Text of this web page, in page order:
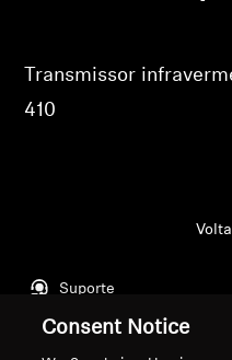
Transmissor
410
Suporte
Consent Notice